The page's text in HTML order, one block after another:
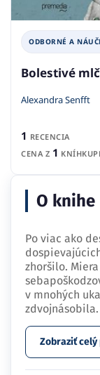
ODBORNÉ A
Bolestivé
Alexandra Senfft
1 RECENCIA
CENA Z 1
O knihe
Po viac ako
zhoršilo.
v mnohých
zdvojnásobila.
Zobraziť celý